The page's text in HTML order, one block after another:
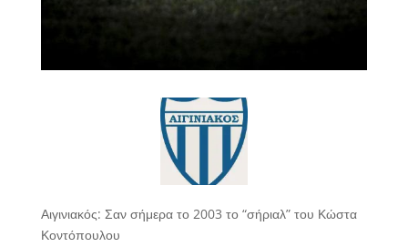
Αιγινιακός: Σαν σήμερα το 2003 το “σήριαλ” του Κώστα
Κοντόπουλου